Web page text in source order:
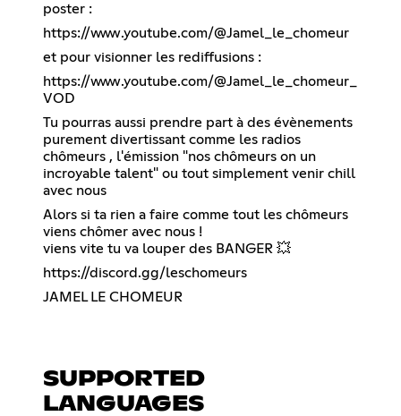
poster :
https://www.youtube.com/@Jamel_le_chomeur
et pour visionner les rediffusions :
https://www.youtube.com/@Jamel_le_chomeur_
VOD
Tu pourras aussi prendre part à des évènements
purement divertissant comme les radios
chômeurs , l'émission "nos chômeurs on un
incroyable talent" ou tout simplement venir chill
avec nous
Alors si ta rien a faire comme tout les chômeurs
viens chômer avec nous !
viens vite tu va louper des BANGER 💥
https://discord.gg/leschomeurs
JAMEL LE CHOMEUR
SUPPORTED
LANGUAGES